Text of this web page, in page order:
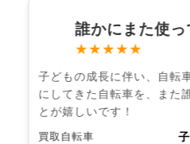
誰かにまた使っ
★★★★★
子どもの成長に伴い、自転
にしてきた自転車を、また
とが嬉しいです！
買取自転車